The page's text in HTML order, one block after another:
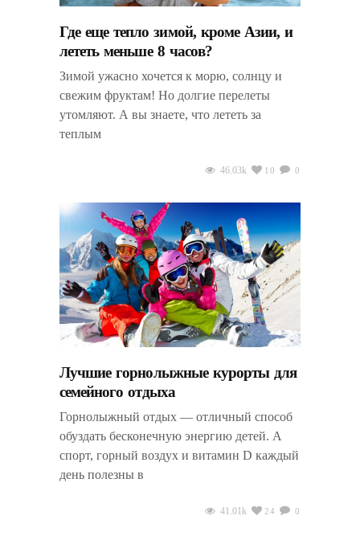
Где еще тепло зимой, кроме Азии, и
лететь меньше 8 часов?
Зимой ужасно хочется к морю, солнцу и
свежим фруктам! Но долгие перелеты
утомляют. А вы знаете, что лететь за
теплым
46.03k 10 0
Лучшие горнолыжные курорты для
семейного отдыха
Горнолыжный отдых — отличный способ
обуздать бесконечную энергию детей. А
спорт, горный воздух и витамин D каждый
день полезны в
41.01k 24 0